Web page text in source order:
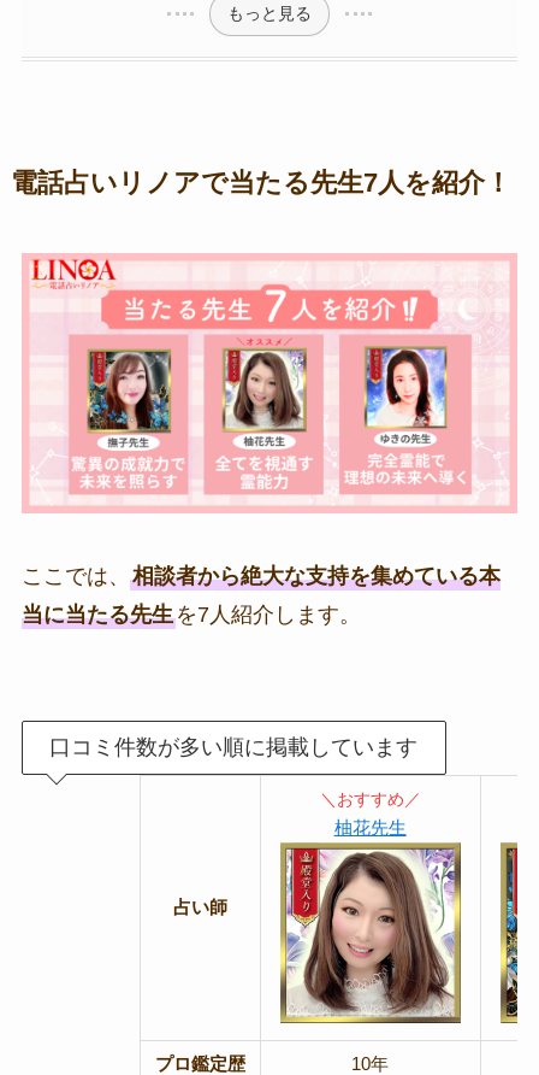
もっと見る
電話占いリノアで当たる先生7人を紹介！
ここでは、 相談者から絶大な支持を集めている本
当に当たる先生を7人紹介します。
口コミ件数が多い順に掲載しています
占い師
＼おすすめ／
柚花先生
プロ鑑定歴 10年